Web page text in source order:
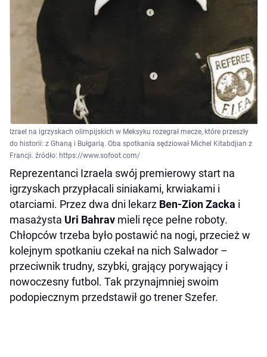
Izrael na igrzyskach olimpijskich w Meksyku rozegrał mecze, które przeszły
do historii: z Ghaną i Bułgarią. Oba spotkania sędziował Michel Kitabdjian z
Francji. źródło: https://www.sofoot.com/
Reprezentanci Izraela swój premierowy start na
igrzyskach przypłacali siniakami, krwiakami i
otarciami. Przez dwa dni lekarz Ben-Zion Zacka i
masażysta Uri Bahrav mieli ręce pełne roboty.
Chłopców trzeba było postawić na nogi, przecież w
kolejnym spotkaniu czekał na nich Salwador –
przeciwnik trudny, szybki, grający porywający i
nowoczesny futbol. Tak przynajmniej swoim
podopiecznym przedstawił go trener Szefer.